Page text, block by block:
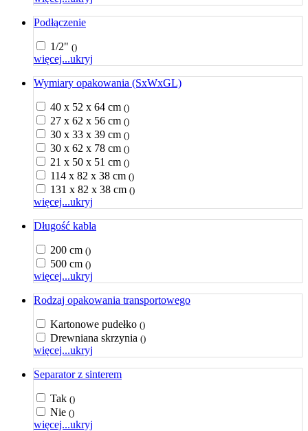
Podłączenie
1/2" ()
więcej...ukryj
Wymiary opakowania (SxWxGL)
40 x 52 x 64 cm ()
27 x 62 x 56 cm ()
30 x 33 x 39 cm ()
30 x 62 x 78 cm ()
21 x 50 x 51 cm ()
114 x 82 x 38 cm ()
131 x 82 x 38 cm ()
więcej...ukryj
Długość kabla
200 cm ()
500 cm ()
więcej...ukryj
Rodzaj opakowania transportowego
Kartonowe pudełko ()
Drewniana skrzynia ()
więcej...ukryj
Separator z sinterem
Tak ()
Nie ()
więcej...ukryj